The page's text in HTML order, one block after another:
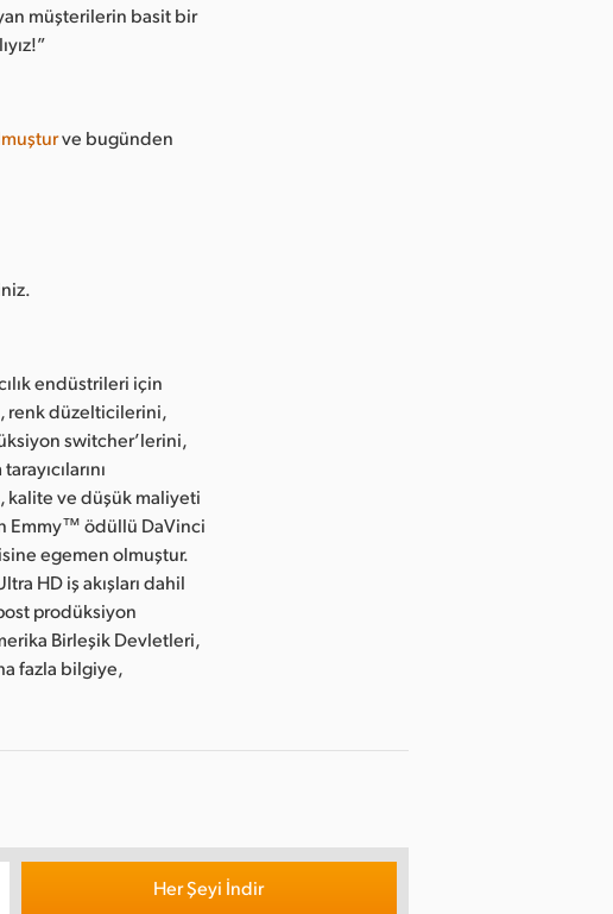
müşterilerin basit bir
ve bugünden
endüstrileri için
renk düzelticilerini,
switcher’lerini,
kalite ve düşük maliyeti
Emmy™ ödüllü DaVinci
egemen olmuştur.
HD iş akışları dahil
prodüksiyon
Birleşik Devletleri,
fazla bilgiye,
Her Şeyi İndir